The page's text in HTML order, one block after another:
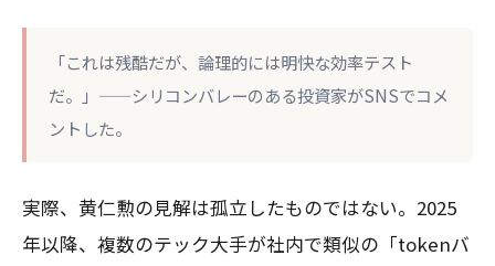
「これは残酷だが、論理的には明快な効率テスト
だ。」——シリコンバレーのある投資家がSNSでコメ
ントした。
実際、黄仁勲の見解は孤立したものではない。2025
年以降、複数のテック大手が社内で類似の「tokenバ